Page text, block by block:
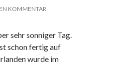
KOMMENTAR
sehr sonniger Tag.
schon fertig auf
wurde im